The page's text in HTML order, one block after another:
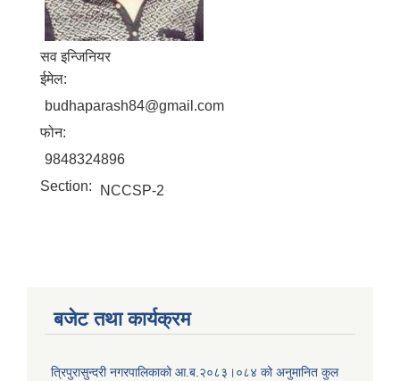
सव इन्जिनियर
ईमेल:
budhaparash84@gmail.com
फोन:
9848324896
Section:
NCCSP-2
बजेट तथा कार्यक्रम
त्रिपुरासुन्दरी नगरपालिकाको आ.ब.२०८३।०८४ को अनुमानित कुल